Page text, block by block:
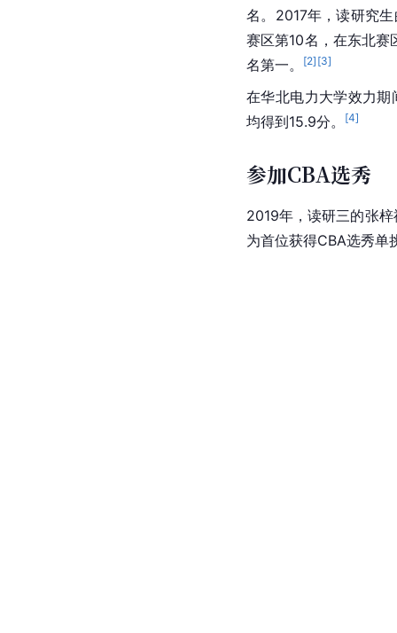
名。2017年，读研究
赛区第10名，在东北
名第一。
[2] [3]
在华北电力大学效力期
均得到15.9分。
[4]
参加CBA选秀
2019年，读研三的张
为首位获得CBA选秀单